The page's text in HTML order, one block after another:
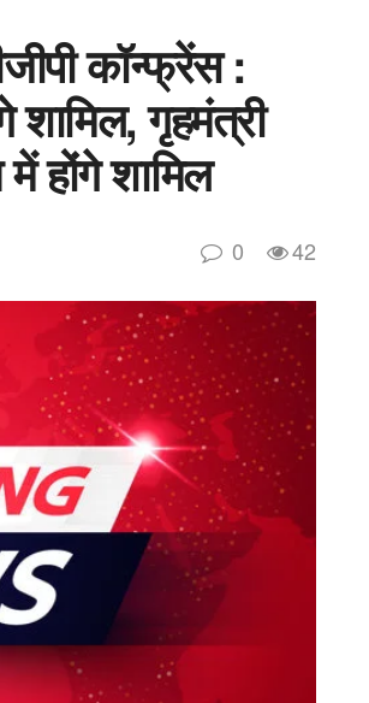
कॉन्फ्रेंस :
शामिल, गृहमंत्री
होंगे शामिल
0 42